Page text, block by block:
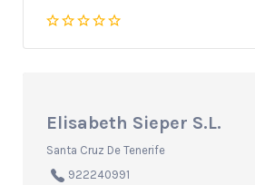
Elisabeth Sieper S.L.
Santa Cruz De Tenerife
922240991